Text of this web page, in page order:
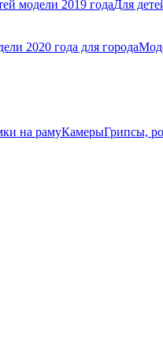
модели 2019 годаДля
2020 года для города
на рамуКамерыГрипсы,